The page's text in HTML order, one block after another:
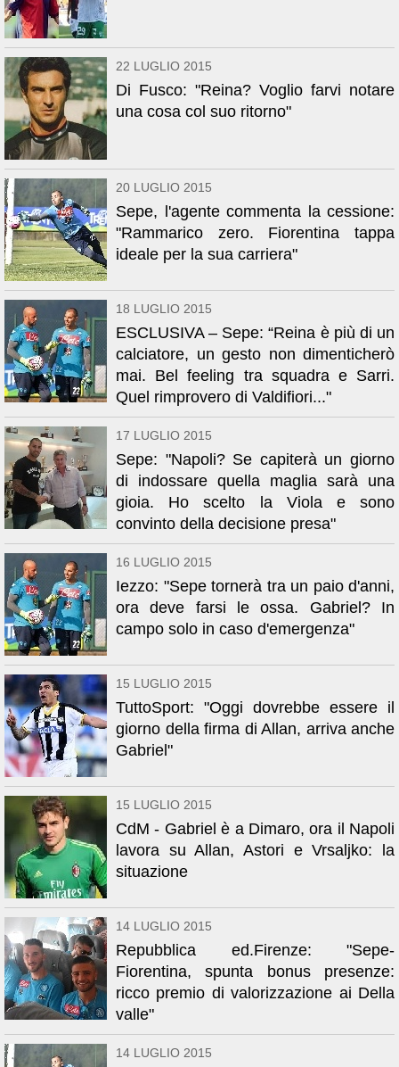
22 LUGLIO 2015
Di Fusco: "Reina? Voglio farvi notare
una cosa col suo ritorno"
20 LUGLIO 2015
Sepe, l'agente commenta la cessione:
"Rammarico zero. Fiorentina tappa
ideale per la sua carriera"
18 LUGLIO 2015
ESCLUSIVA – Sepe: “Reina è più di un
calciatore, un gesto non dimenticherò
mai. Bel feeling tra squadra e Sarri.
Quel rimprovero di Valdifiori..."
17 LUGLIO 2015
Sepe: "Napoli? Se capiterà un giorno
di indossare quella maglia sarà una
gioia. Ho scelto la Viola e sono
convinto della decisione presa"
16 LUGLIO 2015
Iezzo: "Sepe tornerà tra un paio d'anni,
ora deve farsi le ossa. Gabriel? In
campo solo in caso d'emergenza"
15 LUGLIO 2015
TuttoSport: "Oggi dovrebbe essere il
giorno della firma di Allan, arriva anche
Gabriel"
15 LUGLIO 2015
CdM - Gabriel è a Dimaro, ora il Napoli
lavora su Allan, Astori e Vrsaljko: la
situazione
14 LUGLIO 2015
Repubblica ed.Firenze: "Sepe-
Fiorentina, spunta bonus presenze:
ricco premio di valorizzazione ai Della
valle"
14 LUGLIO 2015